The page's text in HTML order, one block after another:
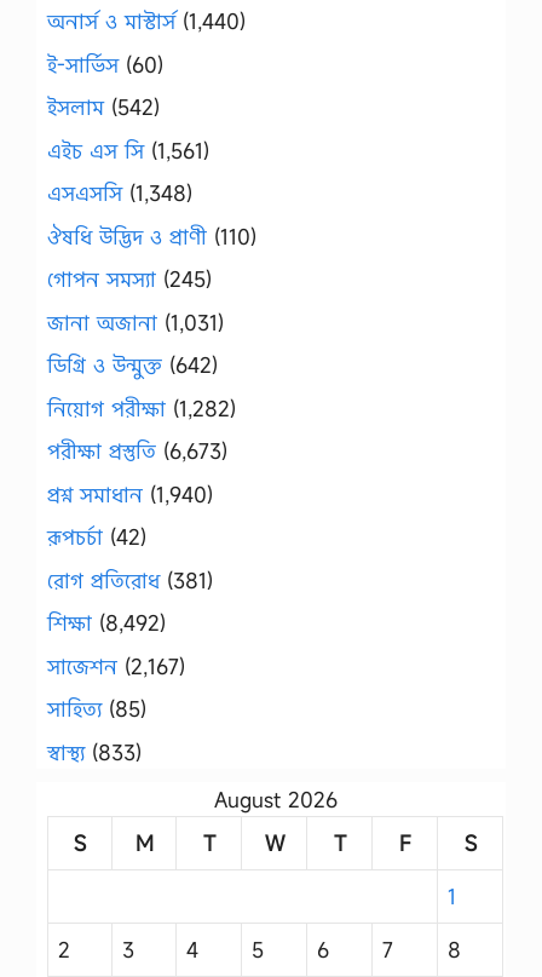
অনার্স ও মাস্টার্স(1,440)
ই-সার্ভিস(60)
ইসলাম(542)
এইচ এস সি(1,561)
এসএসসি(1,348)
ঔষধি উদ্ভিদ ও প্রাণী (110)
গোপন সমস্যা (245)
জানা অজানা (1,031)
ডিগ্রি ও উন্মুক্ত (642)
নিয়োগ পরীক্ষা (1,282)
পরীক্ষা প্রস্তুতি (6,673)
প্রশ্ন সমাধান (1,940)
রূপচর্চা (42)
রোগ প্রতিরোধ(381)
শিক্ষা (8,492)
সাজেশন (2,167)
সাহিত্য(85)
স্বাস্থ্য(833)
August 2026
S
M T W T F
S
1
2
3 4 5 6 7 8